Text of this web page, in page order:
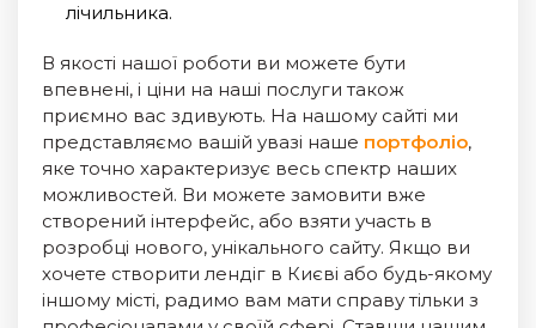
лічильника.
В якості нашої роботи ви можете бути
впевнені, і ціни на наші послуги також
приємно вас здивують. На нашому сайті ми
представляємо вашій увазі наше портфоліо,
яке точно характеризує весь спектр наших
можливостей. Ви можете замовити вже
створений інтерфейс, або взяти участь в
розробці нового, унікального сайту. Якщо ви
хочете створити лендіг в Києві або будь-якому
іншому місті, радимо вам мати справу тільки з